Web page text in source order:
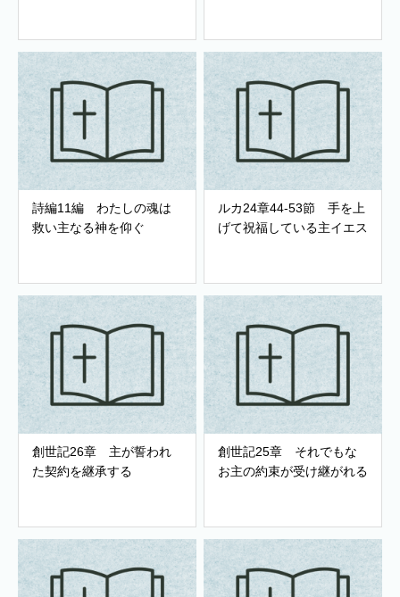
詩編11編 わたしの魂は
救い主なる神を仰ぐ
ルカ24章44-53節 手を上
げて祝福している主イエス
創世記26章 主が誓われ
た契約を継承する
創世記25章 それでもな
お主の約束が受け継がれる